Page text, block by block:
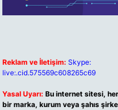
Reklam ve İletişim: Skype:
live:.cid.575569c608265c69
Yasal Uyarı: Bu internet sitesi,
bir marka, kurum veya şahıs